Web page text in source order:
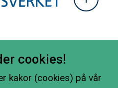
cookies!
kakor (cookies) på vår